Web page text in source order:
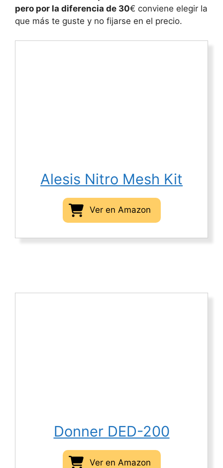
pero por la diferencia de 30€ conviene elegir la
que más te guste y no fijarse en el precio.
Alesis Nitro Mesh Kit
Ver en Amazon
Donner DED-200
Ver en Amazon